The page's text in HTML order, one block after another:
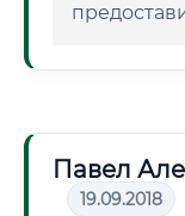
Павел
19.09.2018